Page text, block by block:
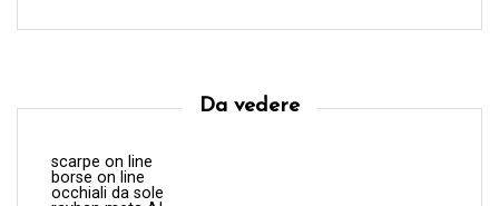
Da vedere
scarpe on line
borse on line
occhiali da sole